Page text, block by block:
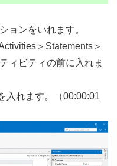
ョンをいれます。
＞Statements＞
ィビティの前に入れま
入れます。（00:00:01